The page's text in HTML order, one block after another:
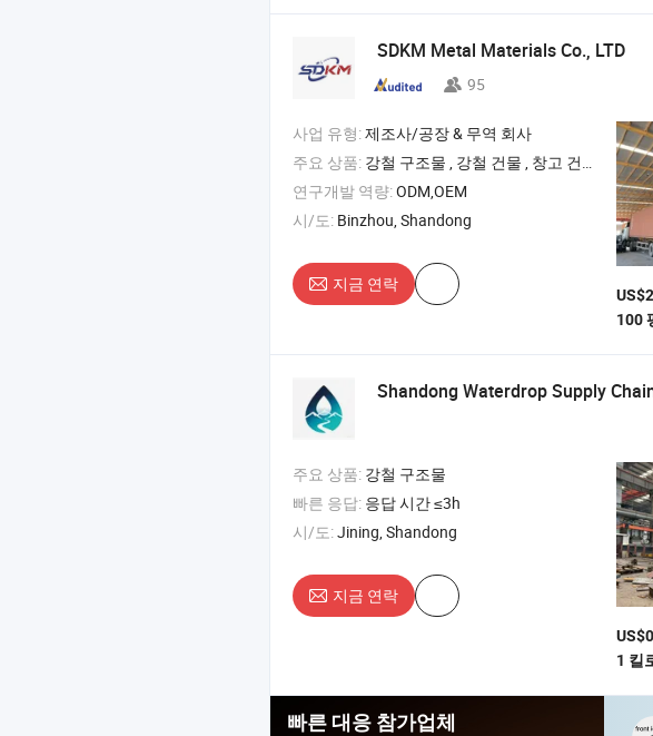
SDKM Metal Materials Co., LTD
95
사업 유형:제조사/공장 & 무역 회사
주요 상품: 강철 구조물 , 강철 건물 , 창고 건물 , 건설 건물 , 강철 구조 창고
연구개발 역량:ODM,OEM
시/도: Binzhou, Shandong
지금 연락
100
Shandong Waterdrop Supply
주요 상품: 강철 구조물
빠른 응답: 응답 시간 ≤3h
시/도:Jining, Shandong
지금 연락
1 킬
빠른 대응 참가업체